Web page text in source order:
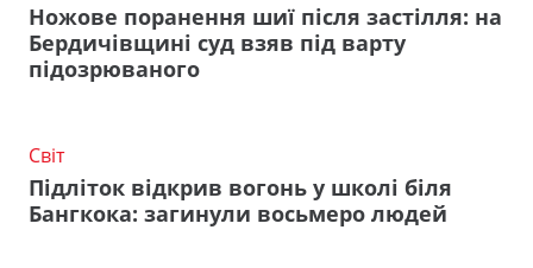
Ножове поранення шиї після застілля: на
Бердичівщині суд взяв під варту
підозрюваного
Світ
Підліток відкрив вогонь у школі біля
Бангкока: загинули восьмеро людей